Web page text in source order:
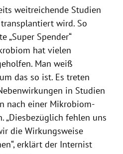
weitreichende Studien
wird. So
„Super Spender“
hat vielen
Man weiß
das so ist. Es treten
in Studien
nach einer Mikrobiom-
„Diesbezüglich fehlen uns
die Wirkungsweise
erklärt der Internist